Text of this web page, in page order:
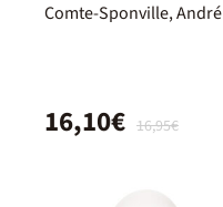
Comte-Sponville, André
16,95€
16,10€